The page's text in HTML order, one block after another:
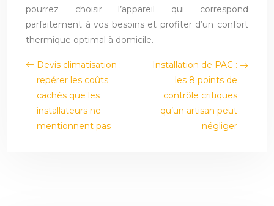
pourrez choisir l’appareil qui correspond
parfaitement à vos besoins et profiter d’un confort
thermique optimal à domicile.
Devis climatisation :
repérer les coûts
cachés que les
installateurs ne
mentionnent pas
Installation de PAC :
les 8 points de
contrôle critiques
qu’un artisan peut
négliger